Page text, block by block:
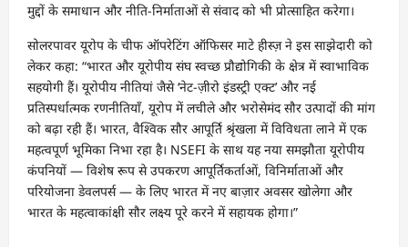
मुद्दों के समाधान और नीति-निर्माताओं से संवाद को भी प्रोत्साहित करेगा।
सोलरपावर यूरोप के चीफ ऑपरेटिंग ऑफिसर माटे हीस्ज़ ने इस साझेदारी को
लेकर कहा: “भारत और यूरोपीय संघ स्वच्छ प्रौद्योगिकी के क्षेत्र में स्वाभाविक
सहयोगी हैं। यूरोपीय नीतियां जैसे ‘नेट-ज़ीरो इंडस्ट्री एक्ट’ और नई
प्रतिस्पर्धात्मक रणनीतियाँ, यूरोप में लचीले और भरोसेमंद सौर उत्पादों की मांग
को बढ़ा रही हैं। भारत, वैश्विक सौर आपूर्ति श्रृंखला में विविधता लाने में एक
महत्वपूर्ण भूमिका निभा रहा है। NSEFI के साथ यह नया समझौता यूरोपीय
कंपनियों — विशेष रूप से उपकरण आपूर्तिकर्ताओं, विनिर्माताओं और
परियोजना डेवलपर्स — के लिए भारत में नए बाज़ार अवसर खोलेगा और
भारत के महत्वाकांक्षी सौर लक्ष्य पूरे करने में सहायक होगा।”